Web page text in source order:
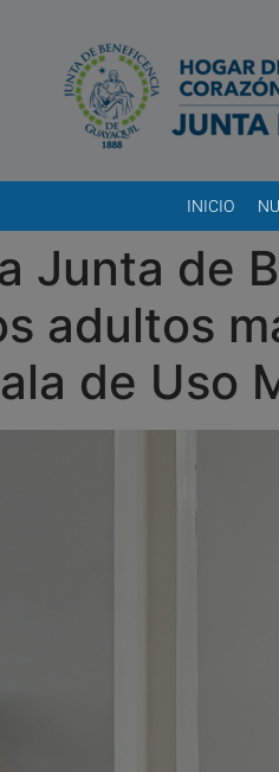
INICIO
Junta de
adultos
de Uso